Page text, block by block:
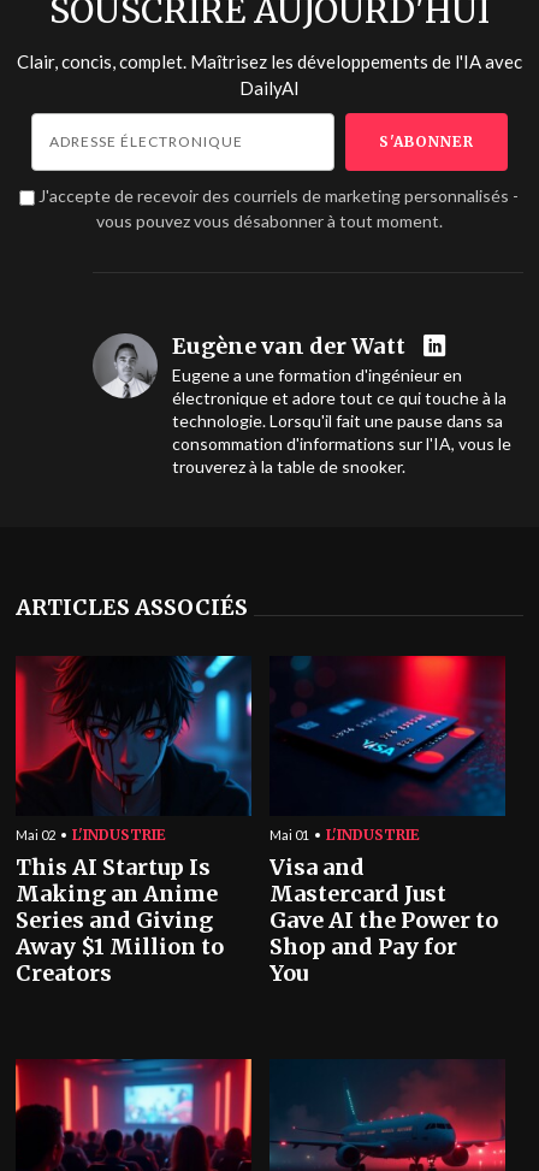
SOUSCRIRE AUJOURD'HUI
Clair, concis, complet. Maîtrisez les développements de l'IA avec
DailyAI
J'accepte de recevoir des courriels de marketing personnalisés -
vous pouvez vous désabonner à tout moment.
Eugène van der Watt
Eugene a une formation d'ingénieur en
électronique et adore tout ce qui touche à la
technologie. Lorsqu'il fait une pause dans sa
consommation d'informations sur l'IA, vous le
trouverez à la table de snooker.
ARTICLES ASSOCIÉS
Mai 02 L'INDUSTRIE
This AI Startup Is
Making an Anime
Series and Giving
Away $1 Million to
Creators
Mai 01 L'INDUSTRIE
Visa and
Mastercard Just
Gave AI the Power to
Shop and Pay for
You